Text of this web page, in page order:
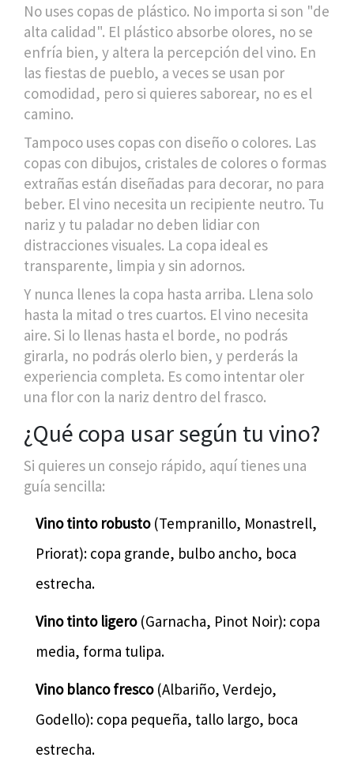
No uses copas de plástico. No importa si son "de
alta calidad". El plástico absorbe olores, no se
enfría bien, y altera la percepción del vino. En
las fiestas de pueblo, a veces se usan por
comodidad, pero si quieres saborear, no es el
camino.
Tampoco uses copas con diseño o colores. Las
copas con dibujos, cristales de colores o formas
extrañas están diseñadas para decorar, no para
beber. El vino necesita un recipiente neutro. Tu
nariz y tu paladar no deben lidiar con
distracciones visuales. La copa ideal es
transparente, limpia y sin adornos.
Y nunca llenes la copa hasta arriba. Llena solo
hasta la mitad o tres cuartos. El vino necesita
aire. Si lo llenas hasta el borde, no podrás
girarla, no podrás olerlo bien, y perderás la
experiencia completa. Es como intentar oler
una flor con la nariz dentro del frasco.
¿Qué copa usar según tu vino?
Si quieres un consejo rápido, aquí tienes una
guía sencilla:
Vino tinto robusto(Tempranillo, Monastrell,
Priorat): copa grande, bulbo ancho, boca
estrecha.
Vino tinto ligero(Garnacha, Pinot Noir): copa
media, forma tulipa.
Vino blanco fresco(Albariño, Verdejo,
Godello): copa pequeña, tallo largo, boca
estrecha.